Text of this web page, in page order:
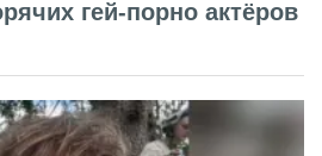
гей-порно актёров